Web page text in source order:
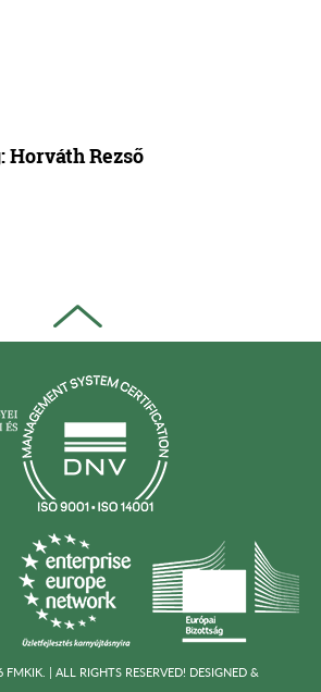
Rezső
FMKIK. | ALL RIGHTS RESERVED! DESIGNED &